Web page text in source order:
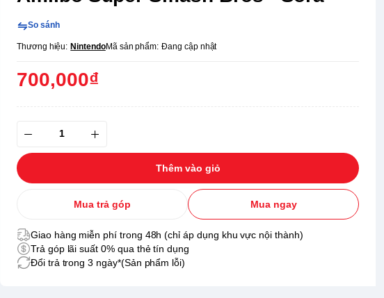
So sánh
Thương hiệu: NintendoMã sản phẩm: Đang cập nhật
700,000₫
Thêm vào giỏ
Mua trả góp Mua ngay
Giao hàng miễn phí trong 48h (chỉ áp dụng khu vực nội thành)
Trả góp lãi suất 0% qua thẻ tín dụng
Đổi trả trong 3 ngày*(Sản phẩm lỗi)